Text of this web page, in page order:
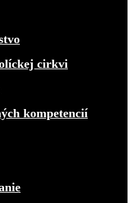
cirkvi
kompetencií